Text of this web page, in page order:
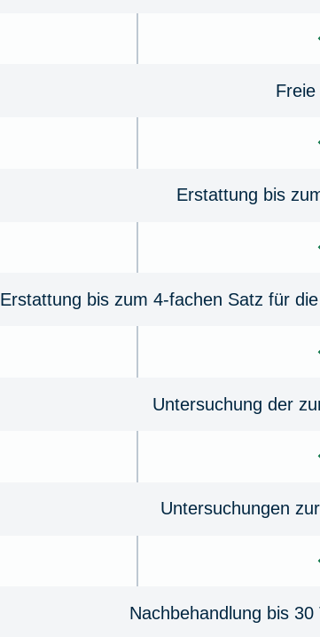
Erstattung bis
Erstattung bis zum 4-fachen Satz für
Untersuchung der
Untersuchungen
Nachbehandlung bis